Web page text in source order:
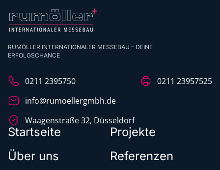
RUMÖLLER INTERNATIONALER MESSEBAU – DEINE
ERFOLGSCHANCE
0211 2395750
0211 23957525
info@rumoellergmbh.de
Waagenstraße 32, Düsseldorf
Startseite
Projekte
Über uns
Referenzen